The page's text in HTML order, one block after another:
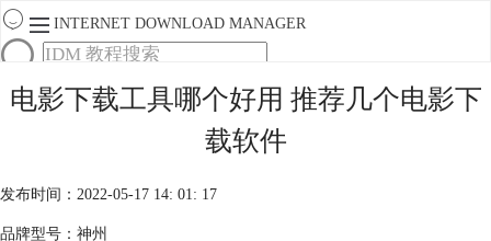
INTERNET DOWNLOAD MANAGER
首页
产品
购买
电影下载工具哪个好用 推荐几个电影下
载软件
发布时间：2022-05-17 14: 01: 17
品牌型号：神州